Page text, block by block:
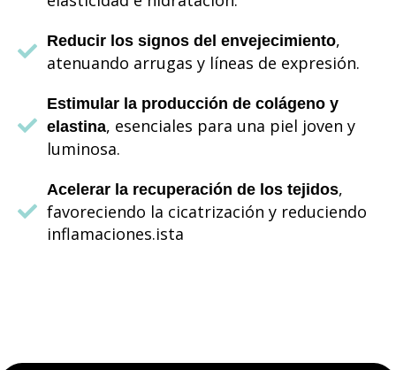
Reducir los signos del envejecimiento,
atenuando arrugas y líneas de expresión.
Estimular la producción de colágeno y
elastina, esenciales para una piel joven y
luminosa.
Acelerar la recuperación de los tejidos,
favoreciendo la cicatrización y reduciendo
inflamaciones.ista